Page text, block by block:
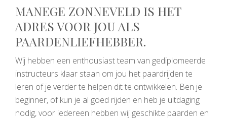
MANEGE ZONNEVELD IS HET
ADRES VOOR JOU ALS
PAARDENLIEFHEBBER.
Wij hebben een enthousiast team van gediplomeerde
instructeurs klaar staan om jou het paardrijden te
leren of je verder te helpen dit te ontwikkelen. Ben je
beginner, of kun je al goed rijden en heb je uitdaging
nodig, voor iedereen hebben wij geschikte paarden en